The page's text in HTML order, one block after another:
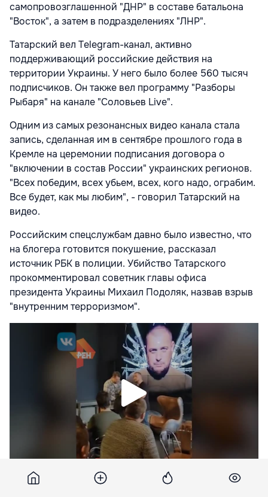
самопровозглашенной "ДНР" в составе батальона
"Восток", а затем в подразделениях "ЛНР".
Татарский вел Telegram-канал, активно
поддерживающий российские действия на
территории Украины. У него было более 560 тысяч
подписчиков. Он также вел программу "Разборы
Рыбаря" на канале "Соловьев Live".
Одним из самых резонансных видео канала стала
запись, сделанная им в сентябре прошлого года в
Кремле на церемонии подписания договора о
"включении в состав России" украинских регионов.
"Всех победим, всех убьем, всех, кого надо, ограбим.
Все будет, как мы любим", - говорил Татарский на
видео.
Российским спецслужбам давно было известно, что
на блогера готовится покушение, рассказал
источник РБК в полиции. Убийство Татарского
прокомментировал советник главы офиса
президента Украины Михаил Подоляк, назвав взрыв
"внутренним терроризмом".